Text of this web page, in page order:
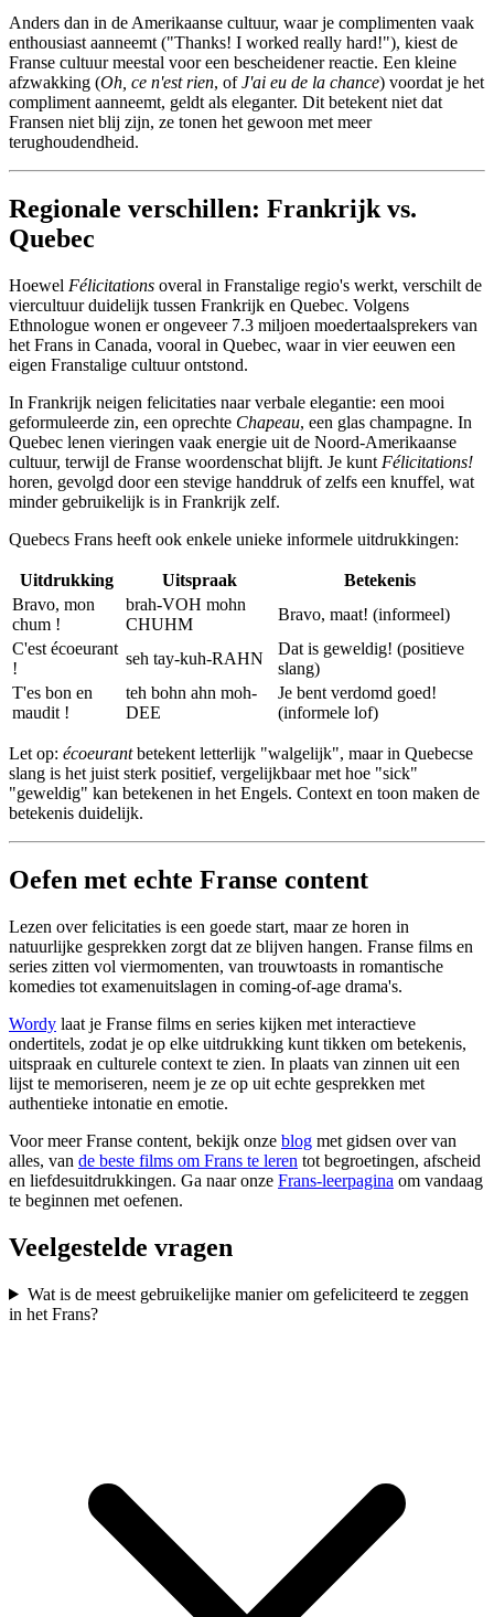
Anders dan in de Amerikaanse cultuur, waar je complimenten vaak
enthousiast aanneemt ("Thanks! I worked really hard!"), kiest de
Franse cultuur meestal voor een bescheidener reactie. Een kleine
afzwakking (Oh, ce n'est rien, ofJ'ai eu de la chance) voordat je het
compliment aanneemt, geldt als eleganter. Dit betekent niet dat
Fransen niet blij zijn, ze tonen het gewoon met meer
terughoudendheid.
Regionale verschillen: Frankrijk vs.
Quebec
Hoewel Félicitations overal in Franstalige regio's werkt, verschilt de
viercultuur duidelijk tussen Frankrijk en Quebec. Volgens
Ethnologue wonen er ongeveer 7.3 miljoen moedertaalsprekers van
het Frans in Canada, vooral in Quebec, waar in vier eeuwen een
eigen Franstalige cultuur ontstond.
In Frankrijk neigen felicitaties naar verbale elegantie: een mooi
geformuleerde zin, een oprechte Chapeau, een glas champagne. In
Quebec lenen vieringen vaak energie uit de Noord-Amerikaanse
cultuur, terwijl de Franse woordenschat blijft. Je kunt Félicitations!
horen, gevolgd door een stevige handdruk of zelfs een knuffel, wat
minder gebruikelijk is in Frankrijk zelf.
Quebecs Frans heeft ook enkele unieke informele uitdrukkingen:
Uitdrukking Uitspraak
Betekenis
Bravo, mon
chum !
brah-VOH mohn
CHUHM
Bravo, maat! (informeel)
C'est écoeurant
!
seh tay-kuh-RAHN
Dat is geweldig! (positieve
slang)
T'es bon en
maudit !
teh bohn ahn moh-
DEE
Je bent verdomd goed!
(informele lof)
Let op: écoeurantbetekent letterlijk "walgelijk", maar in Quebecse
slang is het juist sterk positief, vergelijkbaar met hoe "sick"
"geweldig" kan betekenen in het Engels. Context en toon maken de
betekenis duidelijk.
Oefen met echte Franse content
Lezen over felicitaties is een goede start, maar ze horen in
natuurlijke gesprekken zorgt dat ze blijven hangen. Franse films en
series zitten vol viermomenten, van trouwtoasts in romantische
komedies tot examenuitslagen in coming-of-age drama's.
Wordy laat je Franse films en series kijken met interactieve
ondertitels, zodat je op elke uitdrukking kunt tikken om betekenis,
uitspraak en culturele context te zien. In plaats van zinnen uit een
lijst te memoriseren, neem je ze op uit echte gesprekken met
authentieke intonatie en emotie.
Voor meer Franse content, bekijk onze blog met gidsen over van
alles, van de beste films om Frans te leren tot begroetingen, afscheid
en liefdesuitdrukkingen. Ga naar onze Frans-leerpagina om vandaag
te beginnen met oefenen.
Veelgestelde vragen
Wat is de meest gebruikelijke manier om gefeliciteerd te zeggen
in het Frans?